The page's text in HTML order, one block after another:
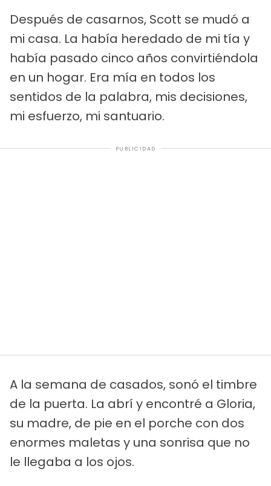
Después de casarnos, Scott se mudó a
mi casa. La había heredado de mi tía y
había pasado cinco años convirtiéndola
en un hogar. Era mía en todos los
sentidos de la palabra, mis decisiones,
mi esfuerzo, mi santuario.
PUBLICIDAD
A la semana de casados, sonó el timbre
de la puerta. La abrí y encontré a Gloria,
su madre, de pie en el porche con dos
enormes maletas y una sonrisa que no
le llegaba a los ojos.